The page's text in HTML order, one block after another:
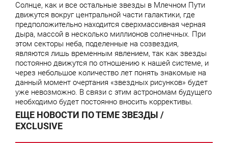
Солнце, как и все остальные звезды в Млечном Пути
движутся вокруг центральной части галактики, где
предположительно находится сверхмассивная черная
дыра, массой в несколько миллионов солнечных. При
этом секторы неба, поделенные на созвездия,
являются лишь временным явлением, так как звезды
постоянно движутся по отношению к нашей системе, и
через небольшое количество лет понять знакомые на
данный момент очертания «звездных рисунков» будет
уже невозможно. В связи с этим астрономам будущего
необходимо будет постоянно вносить коррективы.
ЕЩЕ НОВОСТИ ПО ТЕМЕ ЗВЕЗДЫ /
EXCLUSIVE